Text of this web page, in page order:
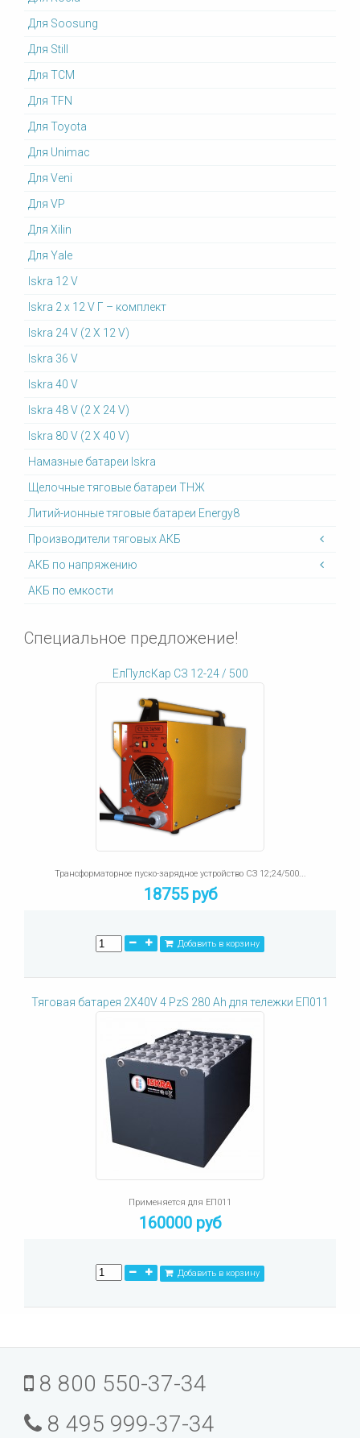
Для Soosung
Для Still
Для TCM
Для TFN
Для Toyota
Для Unimac
Для Veni
Для VP
Для Xilin
Для Yale
Iskra 12 V
Iskra 2 x 12 V Г – комплект
Iskra 24 V (2 X 12 V)
Iskra 36 V
Iskra 40 V
Iskra 48 V (2 X 24 V)
Iskra 80 V (2 X 40 V)
Намазные батареи Iskra
Щелочные тяговые батареи ТНЖ
Литий-ионные тяговые батареи Energy8
Производители тяговых АКБ
АКБ по напряжению
АКБ по емкости
Специальное предложение!
ЕлПулсКар СЗ 12-24 / 500
Трансформаторное пуско-зарядное устройство СЗ 12;24/500...
18755 руб
Добавить в корзину
Тяговая батарея 2X40V 4 PzS 280 Ah для тележки ЕП011
Применяется для ЕП011
160000 руб
Добавить в корзину
8 800 550-37-34
8 495 999-37-34